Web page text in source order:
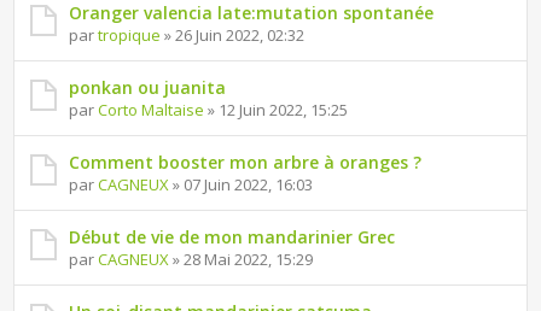
Oranger valencia late:mutation spontanée
partropique » 26 Juin 2022, 02:32
ponkan ou juanita
parCorto Maltaise » 12 Juin 2022, 15:25
Comment booster mon arbre à oranges ?
parCAGNEUX» 07 Juin 2022, 16:03
Début de vie de mon mandarinier Grec
parCAGNEUX» 28 Mai 2022, 15:29